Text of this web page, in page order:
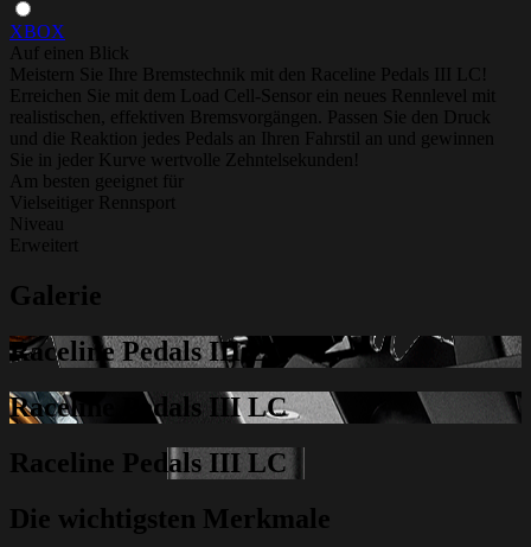
XBOX
Auf einen Blick
Meistern Sie Ihre Bremstechnik mit den Raceline Pedals III LC!
Erreichen Sie mit dem Load Cell-Sensor ein neues Rennlevel mit
realistischen, effektiven Bremsvorgängen. Passen Sie den Druck
und die Reaktion jedes Pedals an Ihren Fahrstil an und gewinnen
Sie in jeder Kurve wertvolle Zehntelsekunden!
Am besten geeignet für
Vielseitiger Rennsport
Niveau
Erweitert
Galerie
Raceline Pedals III LC
Raceline Pedals III LC
Raceline Pedals III LC
Die wichtigsten Merkmale